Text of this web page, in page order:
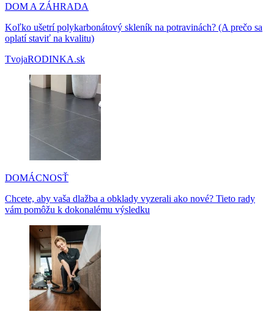
DOM A ZÁHRADA
Koľko ušetrí polykarbonátový skleník na potravinách? (A prečo sa
oplatí staviť na kvalitu)
TvojaRODINKA.sk
DOMÁCNOSŤ
Chcete, aby vaša dlažba a obklady vyzerali ako nové? Tieto rady
vám pomôžu k dokonalému výsledku